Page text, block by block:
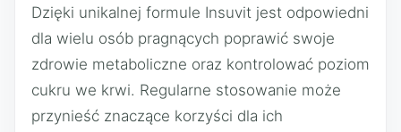
Dzięki unikalnej formule Insuvit jest odpowiedni
dla wielu osób pragnących poprawić swoje
zdrowie metaboliczne oraz kontrolować poziom
cukru we krwi. Regularne stosowanie może
przynieść znaczące korzyści dla ich